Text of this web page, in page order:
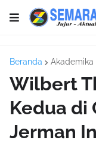
Beranda Akademika
Wilbert
Kedua di
Jerman